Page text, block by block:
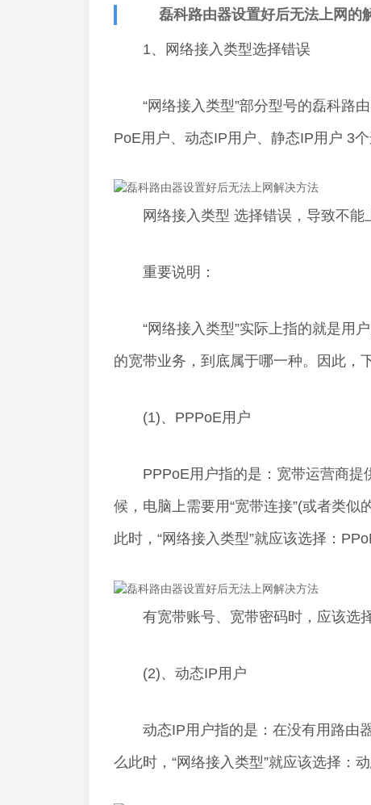
磊科路由器设置好后无法上网的
1、网络接入类型选择错误
“网络接入类型”部分型号的磊科路由
PoE用户、动态IP用户、静态IP用户 3个
网络接入类型 选择错误，导致不能
重要说明：
“网络接入类型”实际上指的就是用户
的宽带业务，到底属于哪一种。因此，
(1)、PPPoE用户
PPPoE用户指的是：宽带运营商提
候，电脑上需要用“宽带连接”(或者类似
此时，“网络接入类型”就应该选择：
有宽带账号、宽带密码时，应该选
(2)、动态IP用户
动态IP用户指的是：在没有用路由器
么此时，“网络接入类型”就应该选择：